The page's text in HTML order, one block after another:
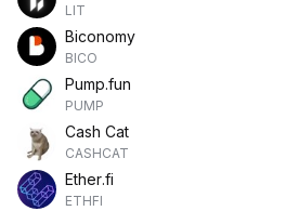
LIT
Biconomy
BICO
Pump.fun
PUMP
Cash Cat
CASHCAT
Ether.fi
ETHFI